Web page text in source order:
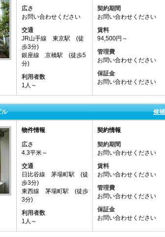
広さ
お問い合わせください
交通
JR山手線 東京駅 (徒
歩3分)
銀座線 京橋駅 (徒歩5
分)
利用者数
1人～
契約期間
お問い合わせください
賃料
94,500円～
管理費
お問い合わせください
保証金
お問い合わせください
ル 候
物件情報
広さ
4.3平米～
交通
日比谷線 茅場町駅 (徒
歩3分)
東西線 茅場町駅 (徒歩
3分)
利用者数
1人～
契約情報
契約期間
お問い合わせください
賃料
お問い合わせください
管理費
お問い合わせください
保証金
お問い合わせください